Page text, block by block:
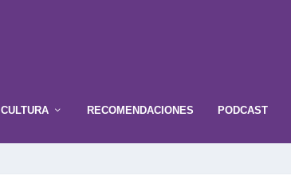
CULTURA RECOMENDACIONES PODCAST